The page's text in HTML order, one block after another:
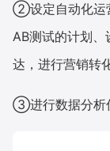
增长俱乐部
增长俱乐部
商家社区
②设定自动化运
AB测试的计划
达，进行营销转
③进行数据分析